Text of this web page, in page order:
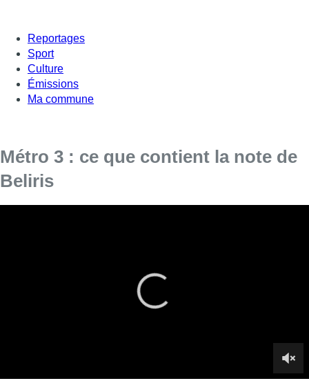
Reportages
Sport
Culture
Émissions
Ma commune
Métro 3 : ce que contient la note de
Beliris
du nord et Bordet. La note affiche un montant
total de 2.466.765.319,20 €. L